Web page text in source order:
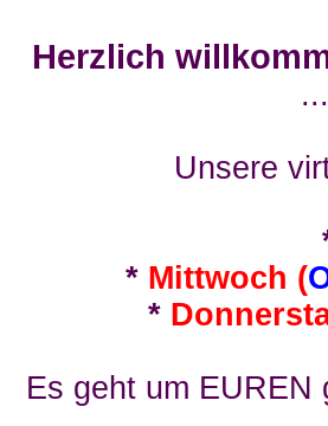
Herzlich
Unsere
* Mittwoch (
*
Es geht um EUREN